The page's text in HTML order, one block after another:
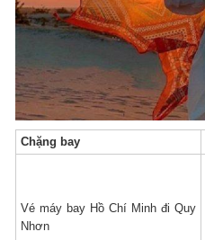
Chặng bay
Vé máy bay Hồ Chí Minh đi Quy
Nhơn